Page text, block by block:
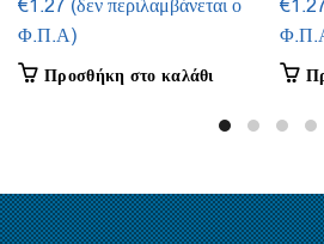
€1.27 (δεν περιλαμβάνεται ο
Φ.Π.Α)
Προσθήκη στο καλάθι
€